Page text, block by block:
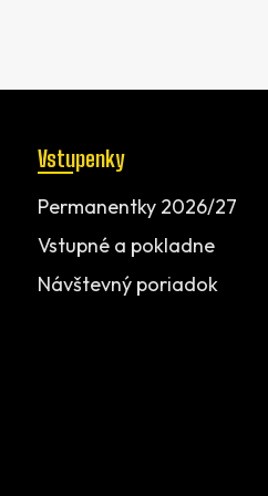
Vstupenky
Permanentky 2026/27
Vstupné a pokladne
Návštevný poriadok